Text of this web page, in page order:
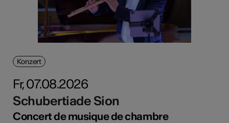
Konzert
Fr, 07.08.2026
Schubertiade Sion
Concert de musique de chambre